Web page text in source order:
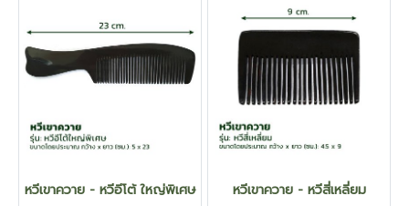
หวีเขาควาย - หวีอีโต้ ใหญ่พิเศษ
หวีเขาควาย - หวีสี่เหลี่ยม